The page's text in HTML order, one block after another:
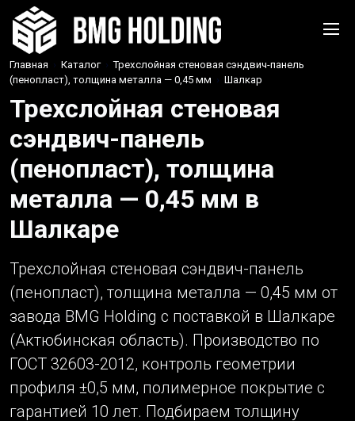
Главная › Каталог › Трехслойная стеновая сэндвич-панель
(пенопласт), толщина металла — 0,45 мм › Шалкар
Трехслойная стеновая
сэндвич-панель
(пенопласт), толщина
металла — 0,45 мм в
Шалкаре
Трехслойная стеновая сэндвич-панель
(пенопласт), толщина металла — 0,45 мм от
завода BMG Holding с поставкой в Шалкаре
(Актюбинская область). Производство по
ГОСТ 32603-2012, контроль геометрии
профиля ±0,5 мм, полимерное покрытие с
гарантией 10 лет. Подбираем толщину